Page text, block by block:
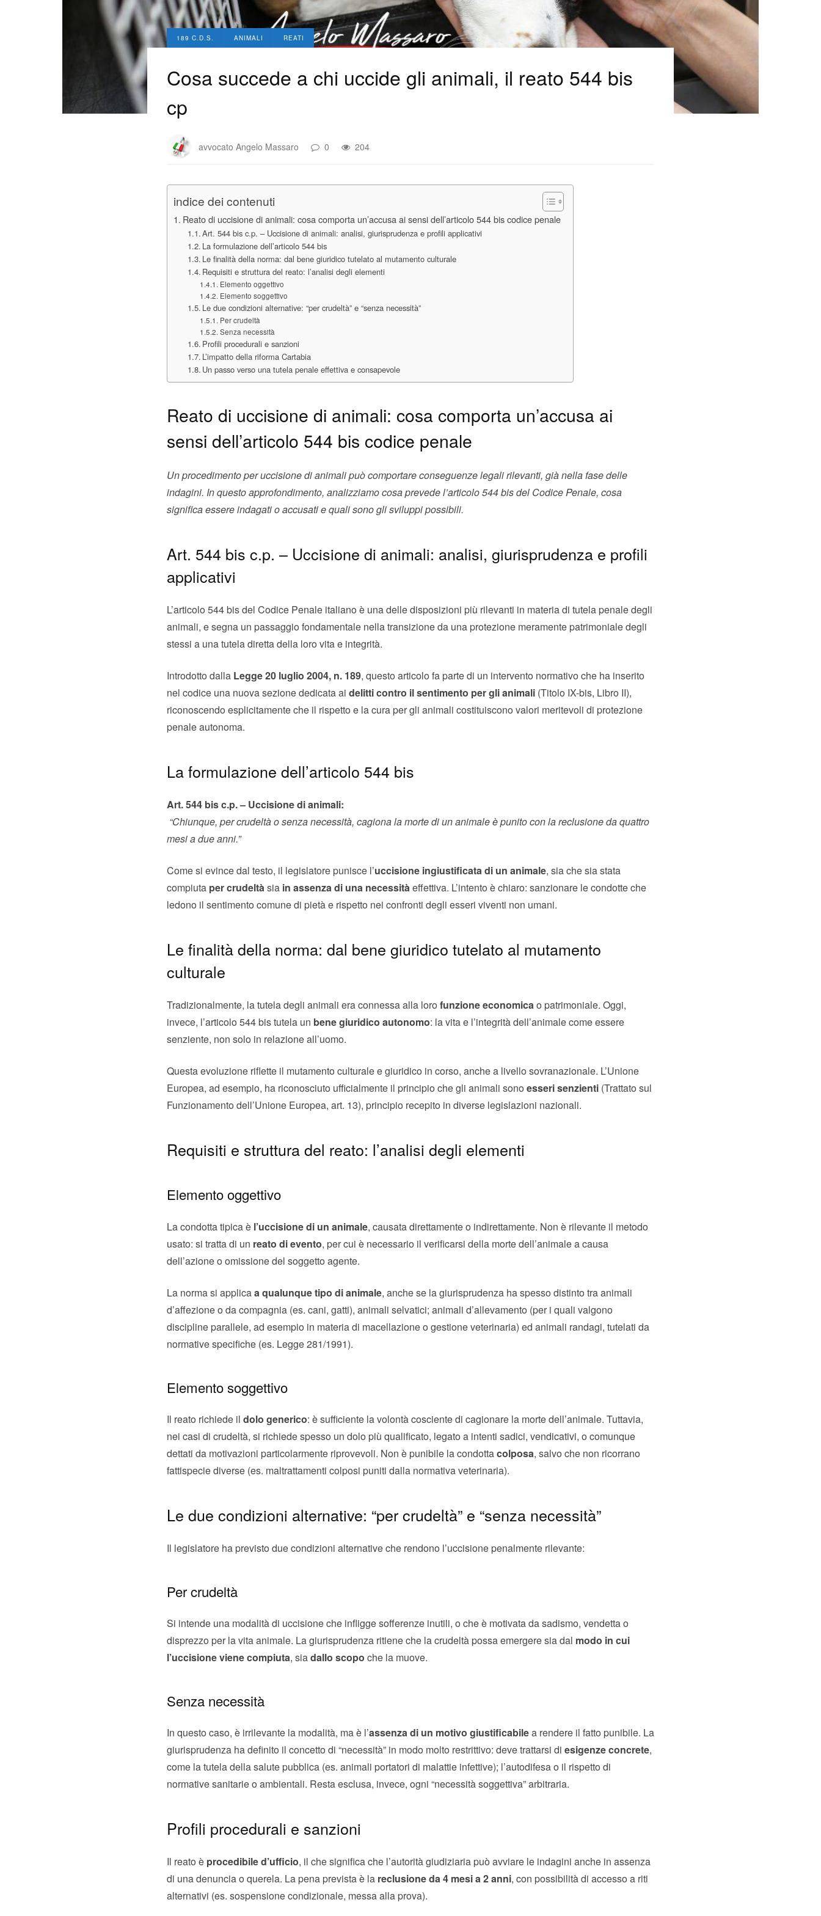
189 C.D.S. ANIMALI REATI
Cosa succede a chi uccide gli animali, il reato 544 bis
cp
avvocato Angelo Massaro 0 204
indice dei contenuti
Reato di uccisione di animali: cosa comporta un’accusa ai sensi dell’articolo 544 bis codice penale
Art. 544 bis c.p. – Uccisione di animali: analisi, giurisprudenza e profili applicativi
La formulazione dell’articolo 544 bis
Le finalità della norma: dal bene giuridico tutelato al mutamento culturale
Requisiti e struttura del reato: l’analisi degli elementi
Elemento oggettivo
Elemento soggettivo
Le due condizioni alternative: “per crudeltà” e “senza necessità”
Per crudeltà
Senza necessità
Profili procedurali e sanzioni
L’impatto della riforma Cartabia
Un passo verso una tutela penale effettiva e consapevole
Reato di uccisione di animali: cosa comporta un’accusa ai
sensi dell’articolo 544 bis codice penale
Un procedimento per uccisione di animali può comportare conseguenze legali rilevanti, già nella fase delle
indagini. In questo approfondimento, analizziamo cosa prevede l’articolo 544 bis del Codice Penale, cosa
significa essere indagati o accusati e quali sono gli sviluppi possibili.
Art. 544 bis c.p. – Uccisione di animali: analisi, giurisprudenza e profili
applicativi
L’articolo 544 bis del Codice Penale italiano è una delle disposizioni più rilevanti in materia di tutela penale degli
animali, e segna un passaggio fondamentale nella transizione da una protezione meramente patrimoniale degli
stessi a una tutela diretta della loro vita e integrità.
Introdotto dalla Legge 20 luglio 2004, n. 189, questo articolo fa parte di un intervento normativo che ha inserito
nel codice una nuova sezione dedicata ai delitti contro il sentimento per gli animali (Titolo IX-bis, Libro II),
riconoscendo esplicitamente che il rispetto e la cura per gli animali costituiscono valori meritevoli di protezione
penale autonoma.
La formulazione dell’articolo 544 bis
Art. 544 bis c.p. – Uccisione di animali:
“Chiunque, per crudeltà o senza necessità, cagiona la morte di un animale è punito con la reclusione da quattro
mesi a due anni.”
Come si evince dal testo, il legislatore punisce l’uccisione ingiustificata di un animale, sia che sia stata
compiuta per crudeltàsia in assenza di una necessitàeffettiva. L’intento è chiaro: sanzionare le condotte che
ledono il sentimento comune di pietà e rispetto nei confronti degli esseri viventi non umani.
Le finalità della norma: dal bene giuridico tutelato al mutamento
culturale
Tradizionalmente, la tutela degli animali era connessa alla loro funzione economicao patrimoniale. Oggi,
invece, l’articolo 544 bis tutela un bene giuridico autonomo: la vita e l’integrità dell’animale come essere
senziente, non solo in relazione all’uomo.
Questa evoluzione riflette il mutamento culturale e giuridico in corso, anche a livello sovranazionale. L’Unione
Europea, ad esempio, ha riconosciuto ufficialmente il principio che gli animali sono esseri senzienti (Trattato sul
Funzionamento dell’Unione Europea, art. 13), principio recepito in diverse legislazioni nazionali.
Requisiti e struttura del reato: l’analisi degli elementi
Elemento oggettivo
La condotta tipica è l’uccisione di un animale, causata direttamente o indirettamente. Non è rilevante il metodo
usato: si tratta di un reato di evento, per cui è necessario il verificarsi della morte dell’animale a causa
dell’azione o omissione del soggetto agente.
La norma si applicaa qualunque tipo di animale, anche se la giurisprudenza ha spesso distinto tra animali
d’affezione o da compagnia (es. cani, gatti), animali selvatici; animali d’allevamento (per i quali valgono
discipline parallele, ad esempio in materia di macellazione o gestione veterinaria) ed animali randagi, tutelati da
normative specifiche (es. Legge 281/1991).
Elemento soggettivo
Il reato richiede il dolo generico: è sufficiente la volontà cosciente di cagionare la morte dell’animale. Tuttavia,
nei casi di crudeltà, si richiede spesso un dolo più qualificato, legato a intenti sadici, vendicativi, o comunque
dettati da motivazioni particolarmente riprovevoli. Non è punibile la condottacolposa, salvo che non ricorrano
fattispecie diverse (es. maltrattamenti colposi puniti dalla normativa veterinaria).
Le due condizioni alternative: “per crudeltà” e “senza necessità”
Il legislatore ha previsto due condizioni alternative che rendono l’uccisione penalmente rilevante:
Per crudeltà
Si intende una modalità di uccisione che infligge sofferenze inutili, o che è motivata da sadismo, vendetta o
disprezzo per la vita animale. La giurisprudenza ritiene che la crudeltà possa emergere sia dal modo in cui
l’uccisione viene compiuta, siadallo scopo che la muove.
Senza necessità
In questo caso, è irrilevante la modalità, ma è l’assenza di un motivo giustificabilea rendere il fatto punibile. La
giurisprudenza ha definito il concetto di “necessità” in modo molto restrittivo: deve trattarsi di esigenze concrete,
come la tutela della salute pubblica (es. animali portatori di malattie infettive); l’autodifesa o il rispetto di
normative sanitarie o ambientali. Resta esclusa, invece, ogni “necessità soggettiva” arbitraria.
Profili procedurali e sanzioni
Il reato è procedibile d’ufficio, il che significa che l’autorità giudiziaria può avviare le indagini anche in assenza
di una denuncia o querela. La pena prevista è la reclusione da 4 mesi a 2 anni, con possibilità di accesso a riti
alternativi (es. sospensione condizionale, messa alla prova).